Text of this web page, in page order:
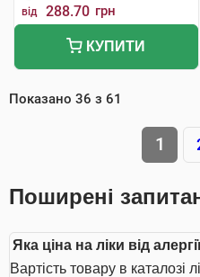
від 288.70 грн
КУПИТИ
Показано 36 з 61
1
Поширені
Яка ціна на ліки від
Вартість товару в каталозі